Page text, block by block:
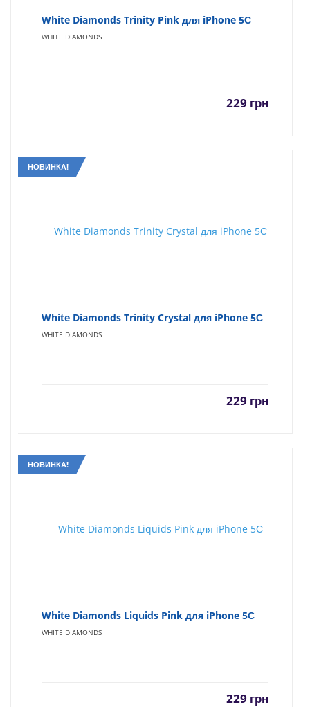
White Diamonds Trinity Pink для iPhone 5С
WHITE DIAMONDS
229 грн
НОВИНКА!
White Diamonds Trinity Crystal для iPhone 5С
WHITE DIAMONDS
229 грн
НОВИНКА!
White Diamonds Liquids Pink для iPhone 5С
WHITE DIAMONDS
229 грн